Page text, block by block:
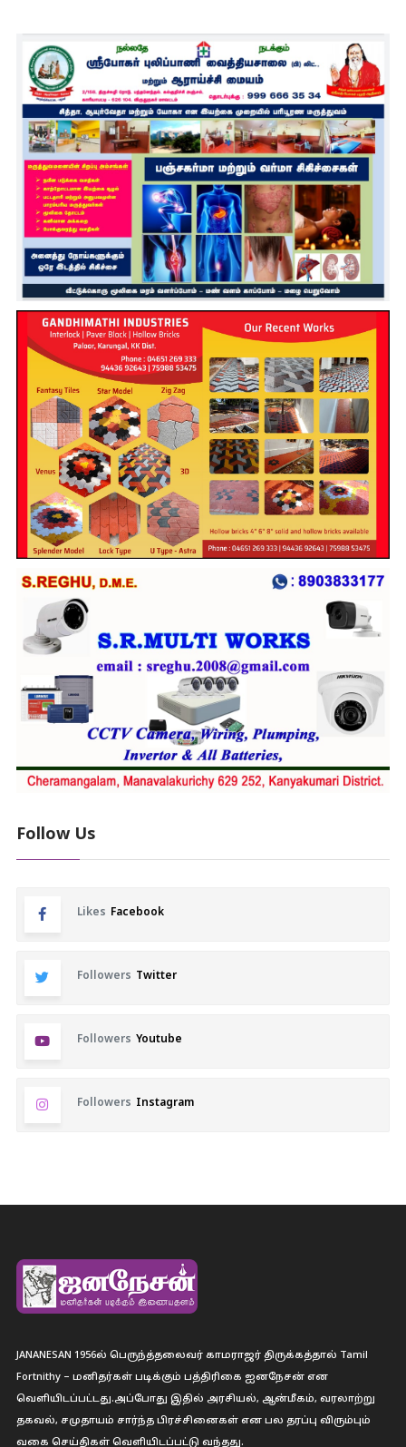
Follow Us
Likes Facebook
Followers Twitter
Followers Youtube
Followers Instagram
JANANESAN 1956ல் பெருந்த்தலைவர் காமராஜர் திருக்கத்தால் Tamil
Fortnithy – மனிதர்கள் படிக்கும் பத்திரிகை ஐனநேசன் என
வெளியிடப்பட்டது.அப்போது இதில் அரசியல், ஆன்மீகம், வரலாற்று
தகவல், சமுதாயம் சார்ந்த பிரச்சினைகள் என பல தரப்பு விரும்பும்
வகை செய்திகள் வெளியிடப்பட்டு வந்தது.